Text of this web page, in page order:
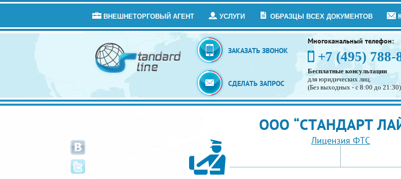
ВНЕШНЕТОРГОВЫЙ АГЕНТ УСЛУГИ ОБРАЗЦЫ ВСЕХ ДОКУМЕНТОВ
ЗАКАЗАТЬ ЗВОНОК
СДЕЛАТЬ ЗАПРОС
Многоканальный телефон:
+7 (495) 788-
Бесплатные консультации
для юридических лиц.
(Без выходных - с 8:00 до 21:30)
ООО “СТАНДАРТ
Лицензия ФТС